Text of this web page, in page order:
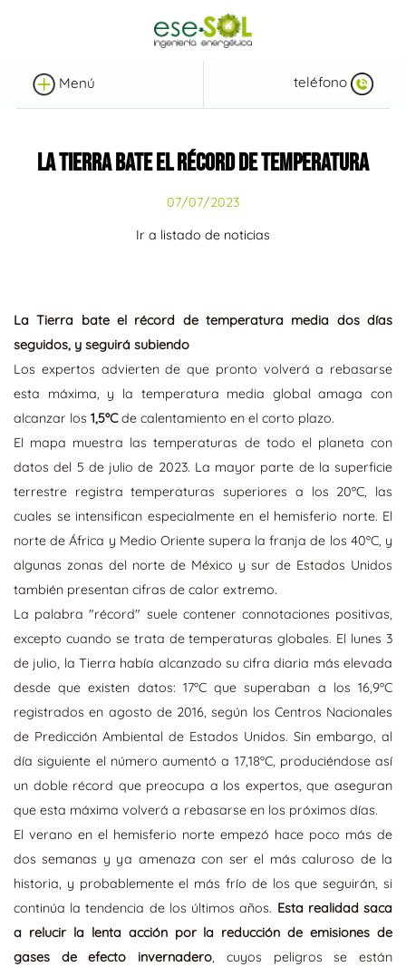
Menú teléfono
LA TIERRA BATE EL RÉCORD DE TEMPERATURA
07/07/2023
Ir a listado de noticias
La Tierra bate el récord de temperatura media dos días
seguidos, y seguirá subiendo
Los expertos advierten de que pronto volverá a rebasarse
esta máxima, y la temperatura media global amaga con
alcanzar los 1,5ºCde calentamiento en el corto plazo.
El mapa muestra las temperaturas de todo el planeta con
datos del 5 de julio de 2023. La mayor parte de la superficie
terrestre registra temperaturas superiores a los 20ºC, las
cuales se intensifican especialmente en el hemisferio norte. El
norte de África y Medio Oriente supera la franja de los 40ºC, y
algunas zonas del norte de México y sur de Estados Unidos
también presentan cifras de calor extremo.
La palabra "récord" suele contener connotaciones positivas,
excepto cuando se trata de temperaturas globales. El lunes 3
de julio, la Tierra había alcanzado su cifra diaria más elevada
desde que existen datos: 17ºC que superaban a los 16,9ºC
registrados en agosto de 2016, según los Centros Nacionales
de Predicción Ambiental de Estados Unidos. Sin embargo, al
día siguiente el número aumentó a 17,18ºC, produciéndose así
un doble récord que preocupa a los expertos, que aseguran
que esta máxima volverá a rebasarse en los próximos días.
El verano en el hemisferio norte empezó hace poco más de
dos semanas y ya amenaza con ser el más caluroso de la
historia, y probablemente el más frío de los que seguirán, si
continúa la tendencia de los últimos años. Esta realidad saca
a relucir la lenta acción por la reducción de emisiones de
gases de efecto invernadero, cuyos peligros se están